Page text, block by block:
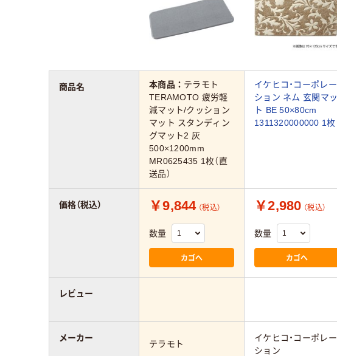
本商品： テラモト
TERAMOTO 疲労軽
減マット/クッション
マット スタンディン
グマット2 灰
500×1200mm
MR0625435 1枚（直
送品）
イケヒコ・コーポレー
ション ネム 玄関マッ
ト BE 50×80cm
1311320000000 1枚
￥9,844 （税込）
数量
カゴへ
￥2,980 （税込）
数量
カゴへ
テラモト
イケヒコ・コーポレー
ション
商品名
価格（税込）
レビュー
メーカー